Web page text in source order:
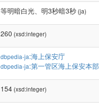
等明暗白光、明3秒暗3秒 (ja)
260 (xsd:integer)
dbpedia-ja:海上保安庁
dbpedia-ja:第一管区海上保安本部
154 (xsd:integer)